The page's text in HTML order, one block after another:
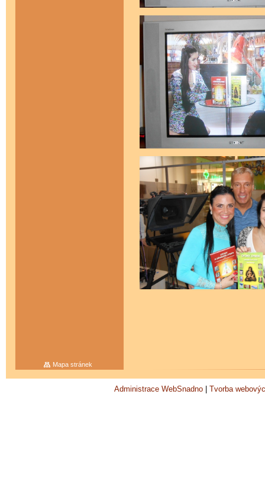
Mapa stránek
Administrace WebSnadno Tvorba